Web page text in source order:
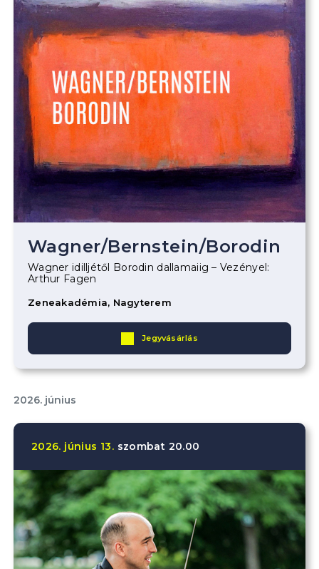
Wagner/Bernstein/Borodin
Wagner idilljétől Borodin dallamaiig – Vezényel:
Arthur Fagen
Zeneakadémia, Nagyterem
Jegyvásárlás
2026. június
2026. június 13. szombat 20.00